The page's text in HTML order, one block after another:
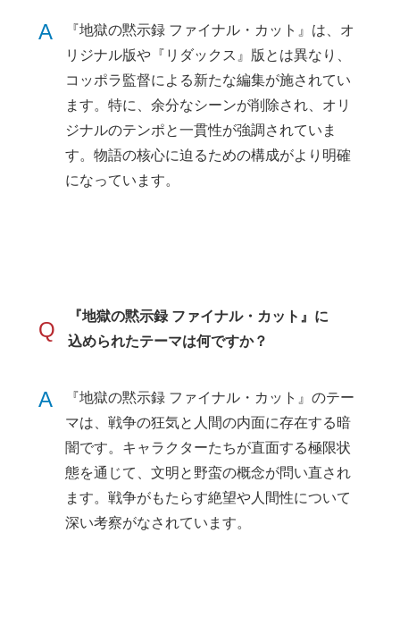
A
『地獄の黙示録 ファイナル・カット』は、オ
リジナル版や『リダックス』版とは異なり、
コッポラ監督による新たな編集が施されてい
ます。特に、余分なシーンが削除され、オリ
ジナルのテンポと一貫性が強調されていま
す。物語の核心に迫るための構成がより明確
になっています。
Q
『地獄の黙示録 ファイナル・カット』に
込められたテーマは何ですか？
A
『地獄の黙示録 ファイナル・カット』のテー
マは、戦争の狂気と人間の内面に存在する暗
闇です。キャラクターたちが直面する極限状
態を通じて、文明と野蛮の概念が問い直され
ます。戦争がもたらす絶望や人間性について
深い考察がなされています。